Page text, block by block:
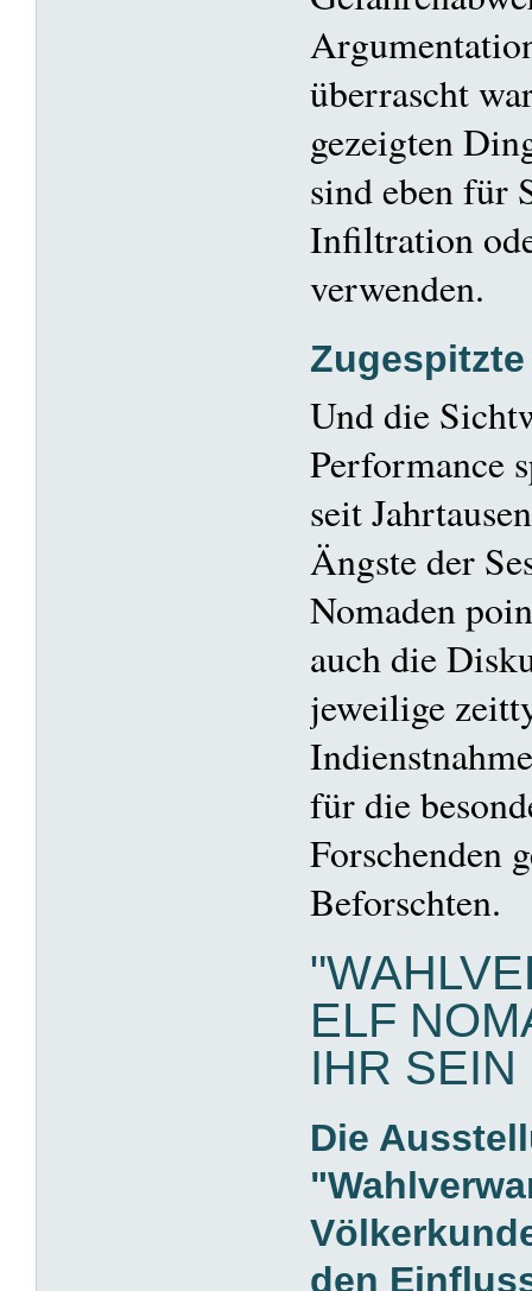
überrascht
gezeigten
sind eben für
Infiltration
verwenden.
Und die
Performance
seit
Ängste der
Nomaden
auch die
jeweilige
für die
Forschenden
Beforschten.
ELF
IHR SEIN
Die
den